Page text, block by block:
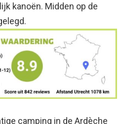
kanoën. Midden op de
camping in de Ardèche